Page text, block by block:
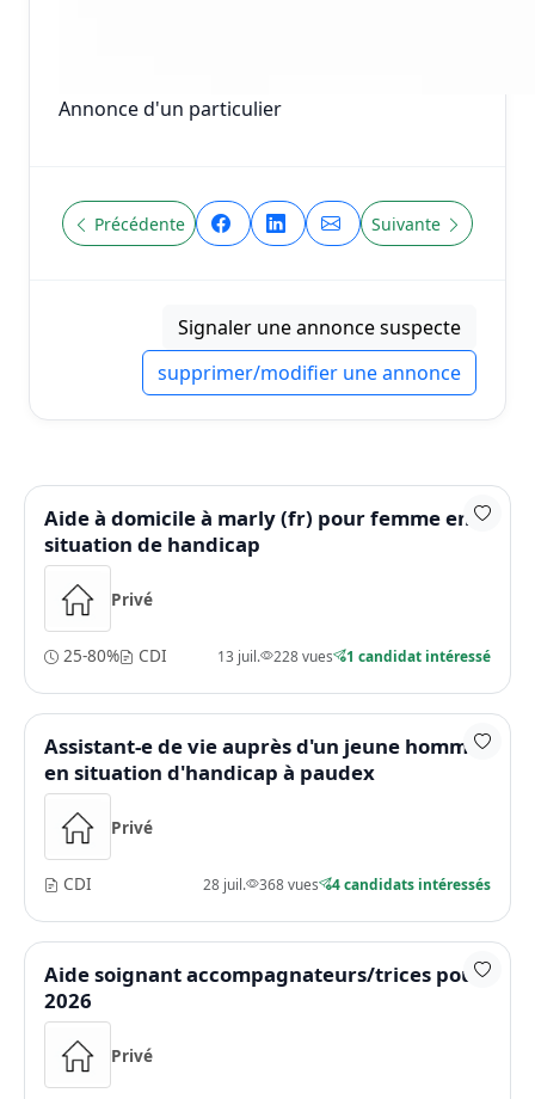
Annonce d'un particulier
Précédente Suivante
Signaler une annonce suspecte
supprimer/modifier une annonce
Aide à domicile à marly (fr) pour femme en
situation de handicap
Privé
25-80% CDI 13 juil. 228 vues 1 candidat intéressé
Assistant-e de vie auprès d'un jeune homme
en situation d'handicap à paudex
Privé
CDI 28 juil. 368 vues 4 candidats intéressés
Aide soignant accompagnateurs/trices pour
2026
Privé